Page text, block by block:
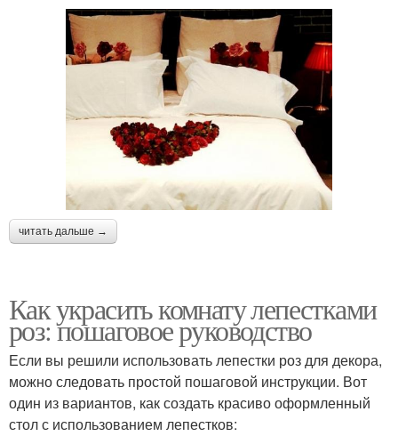
читать дальше →
Как украсить комнату лепестками
роз: пошаговое руководство
Если вы решили использовать лепестки роз для декора,
можно следовать простой пошаговой инструкции. Вот
один из вариантов, как создать красиво оформленный
стол с использованием лепестков: